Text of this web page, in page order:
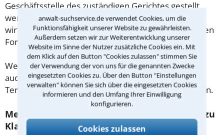
anwalt-suchservice.de verwendet Cookies, um die
Funktionsfähigkeit unserer Website zu gewährleisten.
Außerdem setzen wir zur Weiterentwicklung unserer
Website im Sinne der Nutzer zusätzliche Cookies ein. Mit
dem Klick auf den Button "Cookies zulassen" stimmen Sie
der Verwendung der von uns für die genannten Zwecke
eingesetzten Cookies zu. Über den Button "Einstellungen
verwalten" können Sie sich über die eingesetzten Cookies
informieren und den Umfang Ihrer Einwilligung
konfigurieren.
Cookies zulassen
Geschäftsstelle des zuständigen Gerichtes gestellt
werden. Verwenden Sie für die Auskunft Ihrer
wirtschaftlichen Verhältnisse, die jeweiligen amtlichen
Formulare, die Sie auch im Internet finden.
Weitere Fragen zur Prozesskostenhilfe können Sie
auch der jeweiligen Kanzlei in Berlin bei der
Terminvereinbarung bzw. im ersten Gespräch stellen.
Mediation in Berlin – Vertragen statt gleich zu
Klagen!